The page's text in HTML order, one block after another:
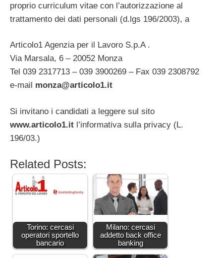
proprio curriculum vitae con l’autorizzazione al
trattamento dei dati personali (d.lgs 196/2003), a
Articolo1 Agenzia per il Lavoro S.p.A .
Via Marsala, 6 – 20052 Monza
Tel 039 2317713 – 039 3900269 – Fax 039 2308792
e-mail monza@articolo1.it
Si invitano i candidati a leggere sul sito
www.articolo1.it l’informativa sulla privacy (L.
196/03.)
Related Posts:
Torino: cercasi
operatori sportello
bancario
Milano: cercasi
addetto back office
banking